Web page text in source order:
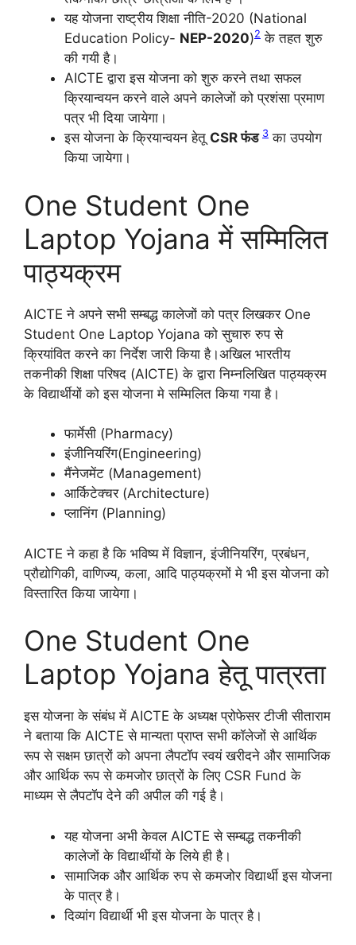
यह योजना राष्ट्रीय शिक्षा नीति-2020 (National
Education Policy- NEP-2020)2 के तहत शुरु
की गयी है।
AICTE द्वारा इस योजना को शुरु करने तथा सफल
क्रियान्वयन करने वाले अपने कालेजों को प्रशंसा प्रमाण
पत्र भी दिया जायेगा।
इस योजना के क्रियान्वयन हेतू CSR फंड 3 का उपयोग
किया जायेगा।
One Student One
Laptop Yojana में सम्मिलित
पाठ्यक्रम
AICTE ने अपने सभी सम्बद्ध कालेजों को पत्र लिखकर One
Student One Laptop Yojana को सुचारु रुप से
क्रियांवित करने का निर्देश जारी किया है।अखिल भारतीय
तकनीकी शिक्षा परिषद (AICTE) के द्वारा निम्नलिखित पाठ्यक्रम
के विद्यार्थीयों को इस योजना मे सम्मिलित किया गया है।
फार्मेसी (Pharmacy)
इंजीनियरिंग(Engineering)
मैंनेजमेंट (Management)
आर्किटेक्चर (Architecture)
प्लानिंग (Planning)
AICTE ने कहा है कि भविष्य में विज्ञान, इंजीनियरिंग, प्रबंधन,
प्रौद्योगिकी, वाणिज्य, कला, आदि पाठ्यक्रमों मे भी इस योजना को
विस्तारित किया जायेगा।
One Student One
Laptop Yojana हेतू पात्रता
इस योजना के संबंध में AICTE के अध्यक्ष प्रोफेसर टीजी सीताराम
ने बताया कि AICTE से मान्यता प्राप्त सभी कॉलेजों से आर्थिक
रूप से सक्षम छात्रों को अपना लैपटॉप स्वयं खरीदने और सामाजिक
और आर्थिक रूप से कमजोर छात्रों के लिए CSR Fund के
माध्यम से लैपटॉप देने की अपील की गई है।
यह योजना अभी केवल AICTE से सम्बद्ध तकनीकी
कालेजों के विद्यार्थीयों के लिये ही है।
सामाजिक और आर्थिक रुप से कमजोर विद्यार्थी इस योजना
के पात्र है।
दिव्यांग विद्यार्थी भी इस योजना के पात्र है।